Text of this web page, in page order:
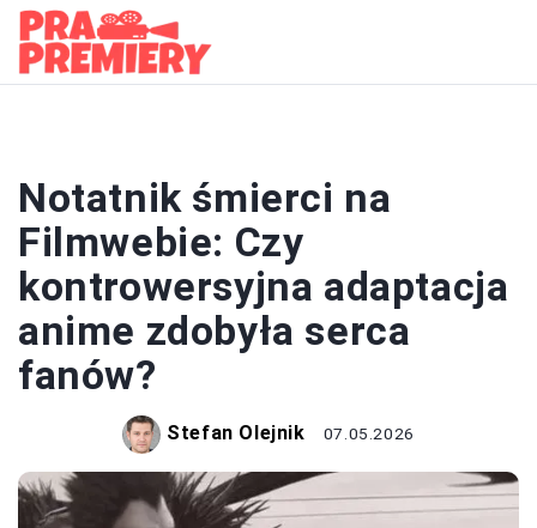
Notatnik śmierci na
Filmwebie: Czy
kontrowersyjna adaptacja
anime zdobyła serca
fanów?
Stefan Olejnik 07.05.2026